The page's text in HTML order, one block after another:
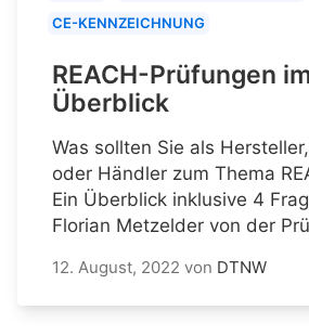
CE-KENNZEICHNUNG
REACH-Prüfungen
Überblick
Was sollten Sie als
oder Händler zum Thema
Ein Überblick inklusive 4
Florian Metzelder von der
12. August, 2022 von DTNW